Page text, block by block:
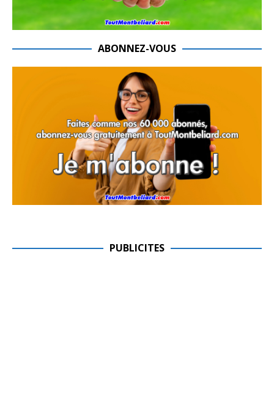
ABONNEZ-VOUS
PUBLICITES